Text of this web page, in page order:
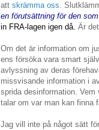
att skrämma oss.
en förutsättning för den
in FRA-lagen igen då. Är
Om det är information om
ens försöka vara smart
avlyssning av deras
missvisande information i
sprida desinformation.
talar om var man kan finna
Jag vill inte på något sätt